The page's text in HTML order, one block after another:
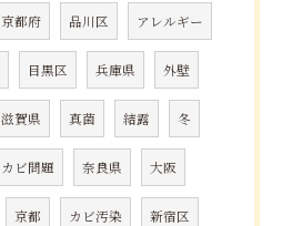
京都府 品川区 アレルギー
目黒区 兵庫県 外壁
滋賀県 真菌 結露 冬
カビ問題 奈良県 大阪
京都 カビ汚染 新宿区